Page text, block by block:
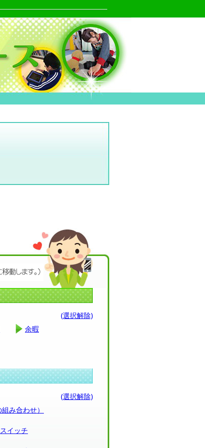
(選択解除)
余暇
(選択解除)
み合わせ）
スイッチ